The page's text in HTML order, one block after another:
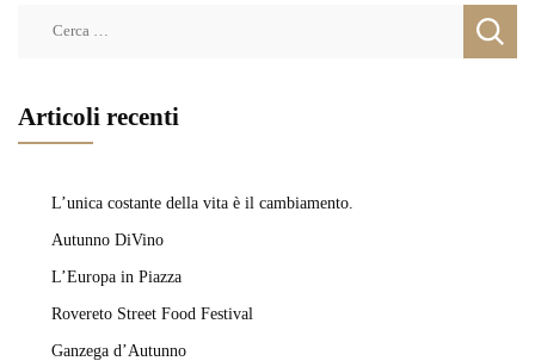
Articoli recenti
L’unica costante della vita è il cambiamento.
Autunno DiVino
L’Europa in Piazza
Rovereto Street Food Festival
Ganzega d’Autunno